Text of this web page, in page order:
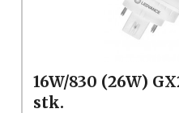
16W/830 (26W)
stk.